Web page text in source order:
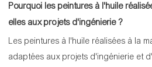
Pourquoi les peintures à l'huile
elles aux projets d'ingénierie ?
Les peintures à l'huile réalisées à la
adaptées aux projets d'ingénierie et